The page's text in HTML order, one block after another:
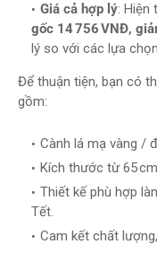
Giá cả hợp lý: Hiện
gốc 14 756 VNĐ,
lý so với các lựa
Để thuận tiện, bạn có
gồm:
Cành lá mạ vàng /
Kích thước từ 65
Thiết kế phù hợp
Tết.
Cam kết chất